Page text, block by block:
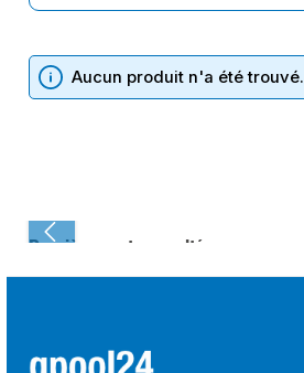
Aucun produit n'a été trouvé.
Dernièrement consulté :